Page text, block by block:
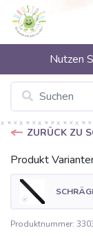
Nutzen
ZURÜCK ZU
Produkt
Produktnummer: